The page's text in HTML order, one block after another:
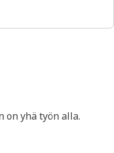
on yhä työn alla.